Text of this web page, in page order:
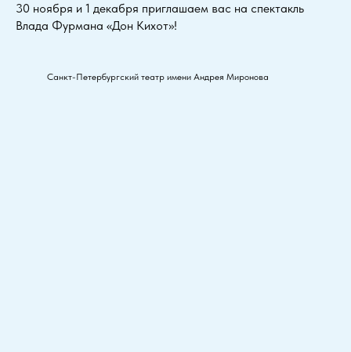
30 ноября и 1 декабря приглашаем вас на спектакль
Влада Фурмана «Дон Кихот»!
Санкт-Петербургский театр имени Андрея Миронова